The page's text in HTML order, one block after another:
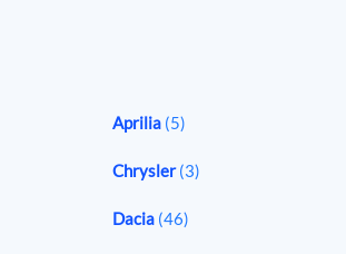
Aprilia (5)
Chrysler(3)
Dacia (46)